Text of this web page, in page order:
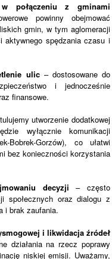
w połączeniu z gminami
powinny obejmować
gmin, w tym aglomeracji
aktywnego spędzania czasu i
ulic– dostosowane do
i jednocześnie
finansowe.
utworzenie dodatkowej
wyłącznie komunikacji
Bobrek-Gorzów), co ułatwi
bez konieczności korzystania
decyzji – często
społecznych oraz dialogu z
i brak zaufania.
i likwidacja źródeł
działania na rzecz poprawy
niskiej emisji. Uważamy,